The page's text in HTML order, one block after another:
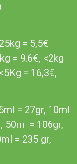
= 5,5€
= 9,6€, <2kg
= 16,3€,
= 27gr, 10ml
50ml = 106gr,
= 235 gr,